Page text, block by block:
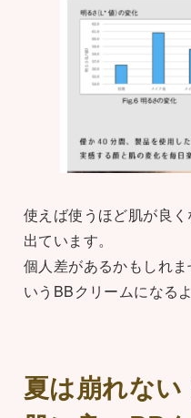
使えば使うほど肌が良
出ています。
個人差があるかもしれ
いうBBクリームになる
夏は崩れな